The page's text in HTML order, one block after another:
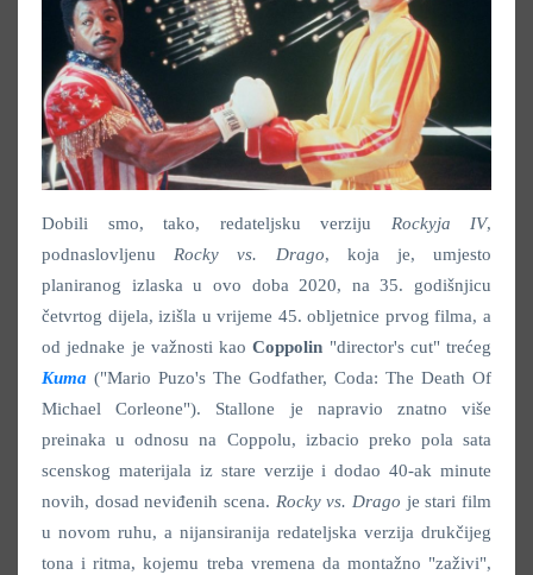
Dobili smo, tako, redateljsku verziju Rockyja IV,
podnaslovljenuRocky vs. Drago, koja je, umjesto
planiranog izlaska u ovo doba 2020, na 35. godišnjicu
četvrtog dijela, izišla u vrijeme 45. obljetnice prvog filma, a
od jednake je važnosti kaoCoppolin "director's cut" trećeg
Kuma ("Mario Puzo's The Godfather, Coda: The Death Of
Michael Corleone"). Stallone je napravio znatno više
preinaka u odnosu na Coppolu, izbacio preko pola sata
scenskog materijala iz stare verzije i dodao 40-ak minute
novih, dosad neviđenih scena. Rocky vs. Drago je stari film
u novom ruhu, a nijansiranija redateljska verzija drukčijeg
tona i ritma, kojemu treba vremena da montažno "zaživi",